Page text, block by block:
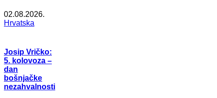
02.08.2026.
Hrvatska
Josip Vričko:
5. kolovoza –
dan
bošnjačke
nezahvalnosti